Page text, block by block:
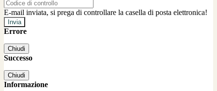
E-mail inviata, si prega di controllare la casella di posta elettronica!
Errore
Chiudi
Successo
Chiudi
Informazione